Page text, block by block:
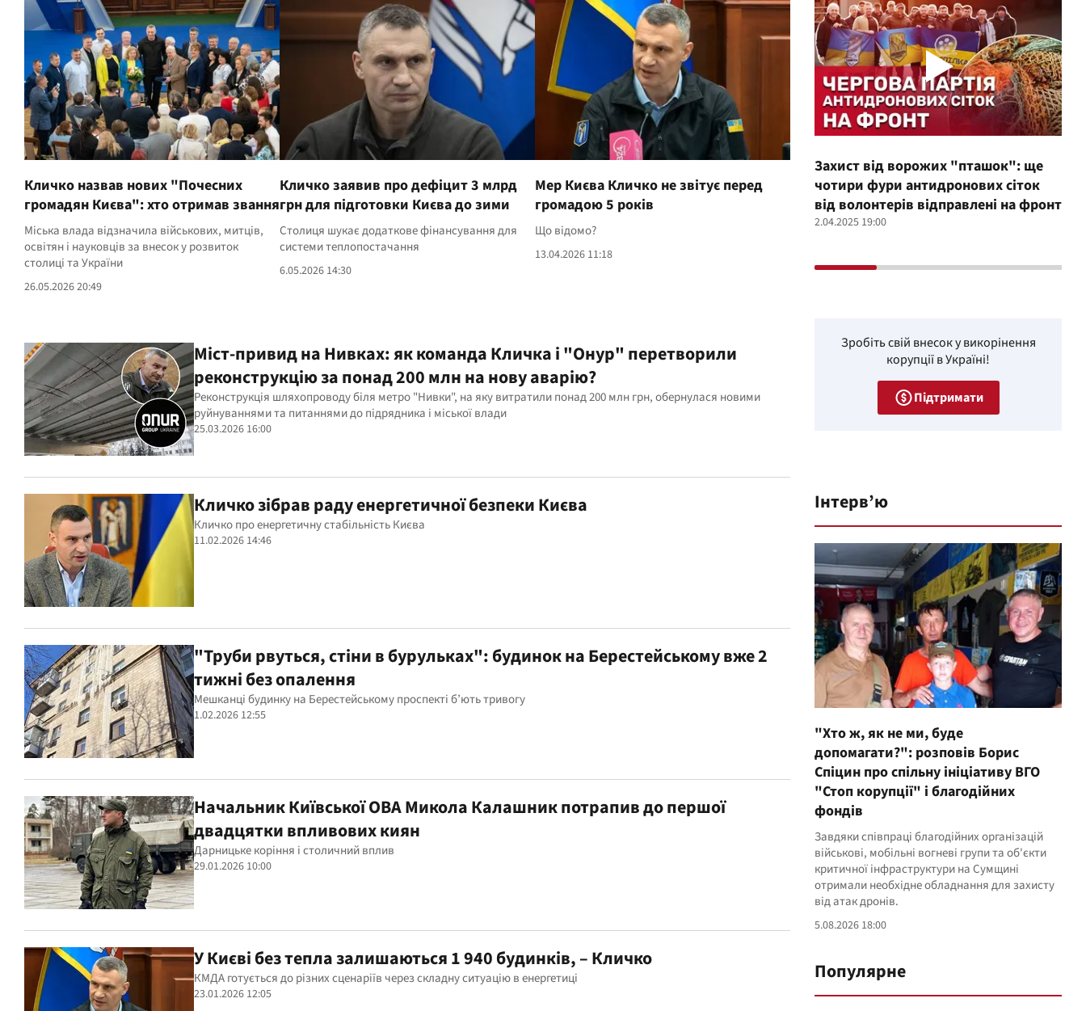
Кличко назвав нових "Почесних
громадян Києва": хто отримав звання
Міська влада відзначила військових, митців,
освітян і науковців за внесок у розвиток
столиці та України
26.05.2026 20:49
Кличко заявив про дефіцит 3 млрд
грн для підготовки Києва до зими
Столиця шукає додаткове фінансування для
системи теплопостачання
6.05.2026 14:30
Мер Києва Кличко не звітує перед
громадою 5 років
Що відомо?
13.04.2026 11:18
Міст-привид на Нивках: як команда Кличка і "Онур" перетворили
реконструкцію за понад 200 млн на нову аварію?
Реконструкція шляхопроводу біля метро "Нивки", на яку витратили понад 200 млн грн, обернулася новими
руйнуваннями та питаннями до підрядника і міської влади
25.03.2026 16:00
Кличко зібрав раду енергетичної безпеки Києва
Кличко про енергетичну стабільність Києва
11.02.2026 14:46
"Труби рвуться, стіни в бурульках": будинок на Берестейському вже 2
тижні без опалення
Мешканці будинку на Берестейському проспекті б’ють тривогу
1.02.2026 12:55
Начальник Київської ОВА Микола Калашник потрапив до першої
двадцятки впливових киян
Дарницьке коріння і столичний вплив
29.01.2026 10:00
У Києві без тепла залишаються 1 940 будинків, – Кличко
КМДА готується до різних сценаріїв через складну ситуацію в енергетиці
23.01.2026 12:05
Захист від ворожих "пташок": ще
чотири фури антидронових сіток
від волонтерів відправлені на фронт
2.04.2025 19:00
Зробіть свій внесок у викорінення
корупції в Україні!
Підтримати
Інтерв’ю
"Хто ж, як не ми, буде
допомагати?": розповів Борис
Спіцин про спільну ініціативу ВГО
"Стоп корупції" і благодійних
фондів
Завдяки співпраці благодійних організацій
військові, мобільні вогневі групи та об'єкти
критичної інфраструктури на Сумщині
отримали необхідне обладнання для захисту
від атак дронів.
5.08.2026 18:00
Популярне